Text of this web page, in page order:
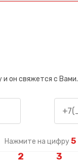
он свяжется с Вами.
Нажмите на цифру 5